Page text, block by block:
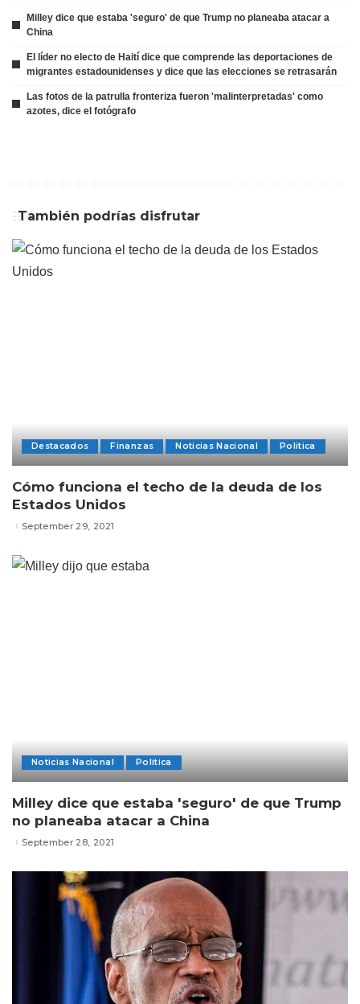
Milley dice que estaba 'seguro' de que Trump no planeaba atacar a
China
El líder no electo de Haití dice que comprende las deportaciones de
migrantes estadounidenses y dice que las elecciones se retrasarán
Las fotos de la patrulla fronteriza fueron 'malinterpretadas' como
azotes, dice el fotógrafo
También podrías disfrutar
Destacados Finanzas Noticias Nacional Politica
Cómo funciona el techo de la deuda de los
Estados Unidos
September 29, 2021
Noticias Nacional Politica
Milley dice que estaba 'seguro' de que Trump
no planeaba atacar a China
September 28, 2021